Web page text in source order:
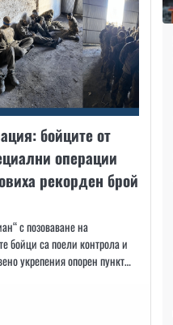
бойците от
операции
рекорден брой
с позоваване на
бойци са поели контрола и
укрепения опорен пункт…